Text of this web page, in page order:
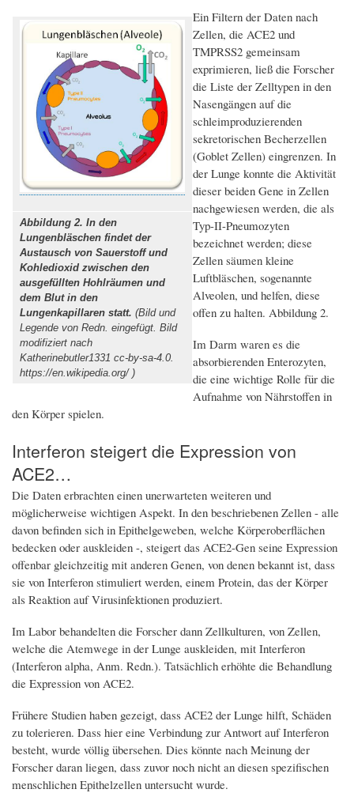
Abbildung 2. In den
Lungenbläschen findet der
Austausch von Sauerstoff und
Kohledioxid zwischen den
ausgefüllten Hohlräumen und
dem Blut in den
Lungenkapillaren statt. (Bild und
Legende von Redn. eingefügt. Bild
modifiziert nach
Katherinebutler1331 cc-by-sa-4.0.
https://en.wikipedia.org/ )
Ein Filtern der Daten nach
Zellen, die ACE2 und
TMPRSS2 gemeinsam
exprimieren, ließ die Forscher
die Liste der Zelltypen in den
Nasengängen auf die
schleimproduzierenden
sekretorischen Becherzellen
(Goblet Zellen) eingrenzen. In
der Lunge konnte die Aktivität
dieser beiden Gene in Zellen
nachgewiesen werden, die als
Typ-II-Pneumozyten
bezeichnet werden; diese
Zellen säumen kleine
Luftbläschen, sogenannte
Alveolen, und helfen, diese
offen zu halten. Abbildung 2.
Im Darm waren es die
absorbierenden Enterozyten,
die eine wichtige Rolle für die
Aufnahme von Nährstoffen in
den Körper spielen.
Interferon steigert die Expression von
ACE2…
Die Daten erbrachten einen unerwarteten weiteren und
möglicherweise wichtigen Aspekt. In den beschriebenen Zellen - alle
davon befinden sich in Epithelgeweben, welche Körperoberflächen
bedecken oder auskleiden -, steigert das ACE2-Gen seine Expression
offenbar gleichzeitig mit anderen Genen, von denen bekannt ist, dass
sie von Interferon stimuliert werden, einem Protein, das der Körper
als Reaktion auf Virusinfektionen produziert.
Im Labor behandelten die Forscher dann Zellkulturen, von Zellen,
welche die Atemwege in der Lunge auskleiden, mit Interferon
(Interferon alpha, Anm. Redn.). Tatsächlich erhöhte die Behandlung
die Expression von ACE2.
Frühere Studien haben gezeigt, dass ACE2 der Lunge hilft, Schäden
zu tolerieren. Dass hier eine Verbindung zur Antwort auf Interferon
besteht, wurde völlig übersehen. Dies könnte nach Meinung der
Forscher daran liegen, dass zuvor noch nicht an diesen spezifischen
menschlichen Epithelzellen untersucht wurde.